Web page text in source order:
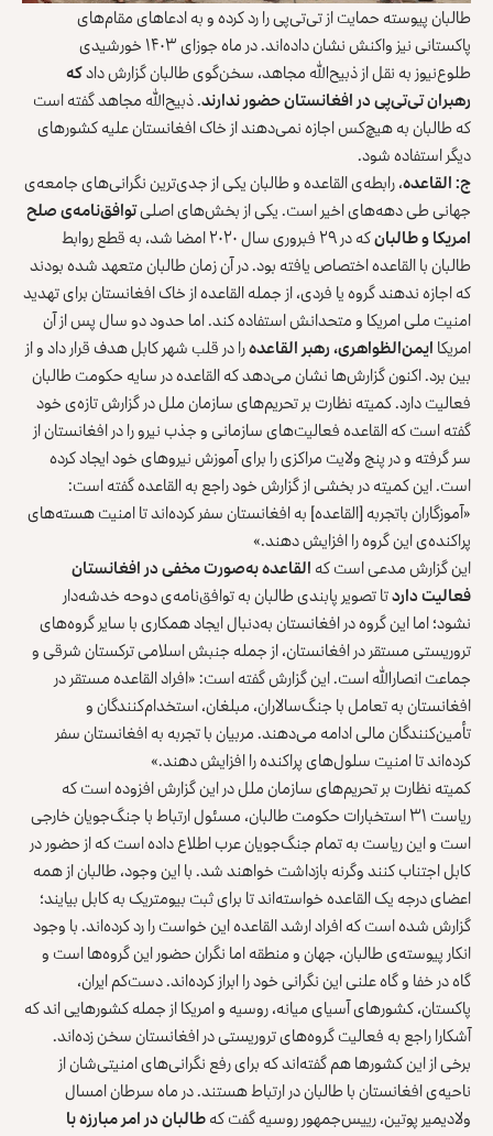
طالبان پیوسته حمایت از تی‌تی‌پی را رد کرده و به ادعاهای مقام‌های
پاکستانی نیز واکنش نشان داده‌اند. در ماه جوزای ۱۴۰۳ خورشیدی
طلوع‌نیوز به نقل از ذبیح‌الله مجاهد، سخن‌گوی طالبان گزارش دادکه
رهبران تی‌تی‌پی در افغانستان حضور ندارند. ذبیح‌الله مجاهد گفته است
که طالبان به هیچ‌کس اجازه نمی‌دهند از خاک افغانستان علیه کشورهای
دیگر استفاده شود.
ج: القاعده، رابطه‌ی القاعده و طالبان یکی از جدی‌ترین نگرانی‌های جامعه‌ی
جهانی طی دهه‌های اخیر است. یکی از بخش‌های اصلیتوافق‌نامه‌ی صلح
امریکا و طالبان
که در ۲۹ فبروری سال ۲۰۲۰ امضا شد، به قطع روابط
طالبان با القاعده اختصاص یافته بود. در آن زمان طالبان متعهد شده بودند
که اجازه ندهند گروه یا فردی، از جمله القاعده از خاک افغانستان برای تهدید
امنیت ملی امریکا و متحدانش استفاده کند. اما حدود دو سال پس از آن
امریکاایمن‌الظواهری، رهبر القاعدهرا در قلب شهر کابل هدف قرار داد و از
بین برد. اکنون گزارش‌ها نشان می‌دهد که القاعده در سایه حکومت طالبان
فعالیت دارد. کمیته نظارت بر تحریم‌های سازمان ملل در گزارش تازه‌ی خود
گفته است که القاعده فعالیت‌های سازمانی و جذب نیرو را در افغانستان از
سر گرفته و در پنج ولایت مراکزی را برای آموزش نیروهای خود ایجاد کرده
است. این کمیته در بخشی از گزارش خود راجع به القاعده گفته است:
«آموزگاران باتجربه [القاعده] به افغانستان سفر کرده‌اند تا امنیت هسته‌های
پراکنده‌ی این گروه را افزایش دهند.»
این گزارش مدعی است کهالقاعده به‌صورت مخفی در افغانستان
فعالیت داردتا تصویر پابندی طالبان به توافق‌نامه‌ی دوحه خدشه‌دار
نشود؛ اما این گروه در افغانستان به‌دنبال ایجاد همکاری با سایر گروه‌های
تروریستی مستقر در افغانستان، از جمله جنبش اسلامی ترکستان شرقی و
جماعت انصارالله است. این گزارش گفته است: «افراد القاعده مستقر در
افغانستان به تعامل با جنگ‌سالاران، مبلغان، استخدام‌کنندگان و
تأمین‌کنندگان مالی ادامه می‌دهند. مربیان با تجربه به افغانستان سفر
کرده‌اند تا امنیت سلول‌های پراکنده را افزایش دهند.»
کمیته نظارت بر تحریم‌های سازمان ملل در این گزارش افزوده است که
ریاست ۳۱ استخبارات حکومت طالبان، مسئول ارتباط با جنگ‌جویان خارجی
است و این ریاست به تمام جنگ‌جویان عرب اطلاع داده است که از حضور در
کابل اجتناب کنند وگرنه بازداشت خواهند شد. با این وجود، طالبان از همه
اعضای درجه یک القاعده خواسته‌اند تا برای ثبت بیومتریک به کابل بیایند؛
گزارش شده است که افراد ارشد القاعده این خواست را رد کرده‌اند. با وجود
انکار پیوسته‌ی طالبان، جهان و منطقه اما نگران حضور این گروه‌ها است و
گاه در خفا و گاه علنی این نگرانی خود را ابراز کرده‌اند. دست‌کم ایران،
پاکستان، کشورهای آسیای میانه، روسیه و امریکا از جمله کشورهایی اند که
آشکارا راجع به فعالیت گروه‌های تروریستی در افغانستان سخن زده‌اند.
برخی از این کشورها هم گفته‌اند که برای رفع نگرانی‌های امنیتی‌شان از
ناحیه‌ی افغانستان با طالبان در ارتباط هستند. در ماه سرطان امسال
ولادیمیر پوتین، رییس‌جمهور روسیه گفت کهطالبان در امر مبارزه با